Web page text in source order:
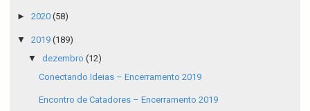
► 2020 (58)
▼ 2019 (189)
▼ dezembro (12)
Conectando Ideias – Encerramento 2019
Encontro de Catadores – Encerramento 2019